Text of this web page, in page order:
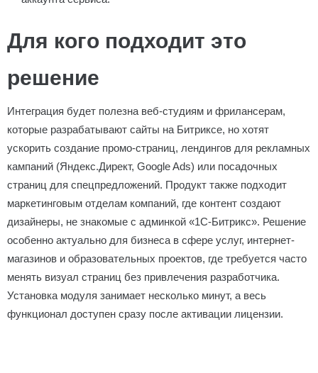
Для кого подходит это
решение
Интеграция будет полезна веб-студиям и фрилансерам,
которые разрабатывают сайты на Битриксе, но хотят
ускорить создание промо-страниц, лендингов для рекламных
кампаний (Яндекс.Директ, Google Ads) или посадочных
страниц для спецпредложений. Продукт также подходит
маркетинговым отделам компаний, где контент создают
дизайнеры, не знакомые с админкой «1С-Битрикс». Решение
особенно актуально для бизнеса в сфере услуг, интернет-
магазинов и образовательных проектов, где требуется часто
менять визуал страниц без привлечения разработчика.
Установка модуля занимает несколько минут, а весь
функционал доступен сразу после активации лицензии.